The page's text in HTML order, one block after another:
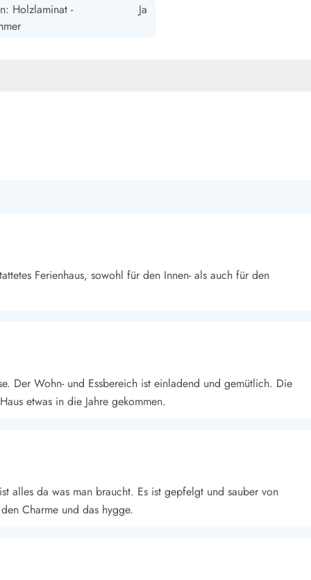
Holzlaminat -
Ja
Ferienhaus, sowohl für den Innen- als auch für den
Der Wohn- und Essbereich ist einladend und gemütlich. Die
etwas in die Jahre gekommen.
alles da was man braucht. Es ist gepfelgt und sauber von
Charme und das hygge.